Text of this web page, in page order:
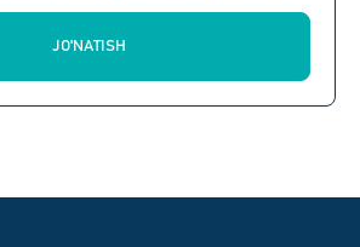
JO'NATISH